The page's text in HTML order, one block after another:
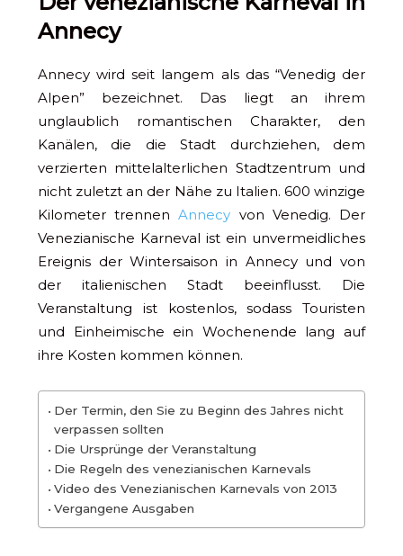
Annecy
Annecy wird seit langem als das “Venedig der
Alpen” bezeichnet. Das liegt an ihrem
unglaublich romantischen Charakter, den
Kanälen, die die Stadt durchziehen, dem
verzierten mittelalterlichen Stadtzentrum und
nicht zuletzt an der Nähe zu Italien. 600 winzige
Kilometer trennenAnnecy von Venedig. Der
Venezianische Karneval ist ein unvermeidliches
Ereignis der Wintersaison in Annecy und von
der italienischen Stadt beeinflusst. Die
Veranstaltung ist kostenlos, sodass Touristen
und Einheimische ein Wochenende lang auf
ihre Kosten kommen können.
Der Termin, den Sie zu Beginn des Jahres nicht
verpassen sollten
Die Ursprünge der Veranstaltung
Die Regeln des venezianischen Karnevals
Video des Venezianischen Karnevals von 2013
Vergangene Ausgaben